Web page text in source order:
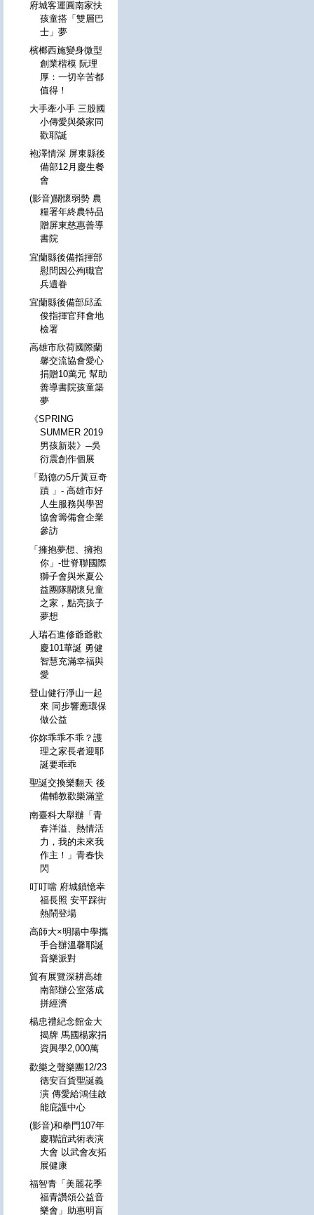
府城客運圓南家扶
孩童搭「雙層巴
士」夢
檳榔西施變身微型
創業楷模 阮理
厚：一切辛苦都
值得！
大手牽小手 三股國
小傳愛與榮家同
歡耶誕
袍澤情深 屏東縣後
備部12月慶生餐
會
(影音)關懷弱勢 農
糧署年終農特品
贈屏東慈惠善導
書院
宜蘭縣後備指揮部
慰問因公殉職官
兵遺眷
宜蘭縣後備部邱孟
俊指揮官拜會地
檢署
高雄市欣荷國際蘭
馨交流協會愛心
捐贈10萬元 幫助
善導書院孩童築
夢
《SPRING
SUMMER 2019
男孩新裝》─吳
衍震創作個展
「勤德の5斤黃豆奇
蹟 」- 高雄市好
人生服務與學習
協會籌備會企業
參訪
「擁抱夢想、擁抱
你」-世脊聯國際
獅子會與米夏公
益團隊關懷兒童
之家，點亮孩子
夢想
人瑞石進修爺爺歡
慶101華誕 勇健
智慧充滿幸福與
愛
登山健行淨山一起
來 同步響應環保
做公益
你妳乖乖不乖？護
理之家長者迎耶
誕要乖乖
聖誕交換樂翻天 後
備輔教歡樂滿堂
南臺科大舉辦「青
春洋溢、熱情活
力，我的未來我
作主！」青春快
閃
叮叮噹 府城鎖憶幸
福長照 安平踩街
熱鬧登場
高師大×明陽中學攜
手合辦溫馨耶誕
音樂派對
貿有展覽深耕高雄
南部辦公室落成
拼經濟
楊忠禮紀念館金大
揭牌 馬國楊家捐
資興學2,000萬
歡樂之聲樂團12/23
德安百貨聖誕義
演 傳愛給鴻佳啟
能庇護中心
(影音)和拳門107年
慶聯誼武術表演
大會 以武會友拓
展健康
福智青「美麗花季
福青讚頌公益音
樂會」助惠明盲